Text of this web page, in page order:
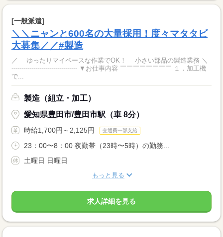
[一般派遣]
＼＼ニャンと600名の大量採用！度々マタタビ
大募集／／#製造
／ ゆったりマイペースな作業でOK！ 小さい部品の製造業務 ＼
--------------------------------- ▼お仕事内容 ￣￣￣￣￣￣￣￣ １．加工機
で...
製造（組立・加工）
愛知県豊田市/豊田市駅（車 8分）
時給1,700円～2,125円 交通費一部支給
23：00〜8：00 夜勤帯（23時〜5時）の勤務...
土曜日 日曜日
もっと見る
求人詳細を見る